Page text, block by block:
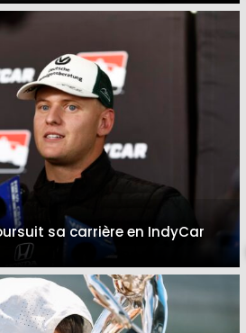
sa carrière en IndyCar